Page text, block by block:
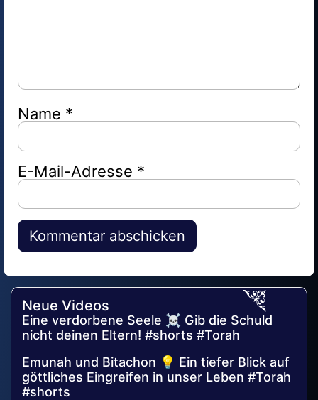
Name *
E-Mail-Adresse *
Alternative:
Neue Videos
Eine verdorbene Seele ☠️ Gib die Schuld
nicht deinen Eltern! #shorts #Torah
Emunah und Bitachon 💡 Ein tiefer Blick auf
göttliches Eingreifen in unser Leben #Torah
#shorts